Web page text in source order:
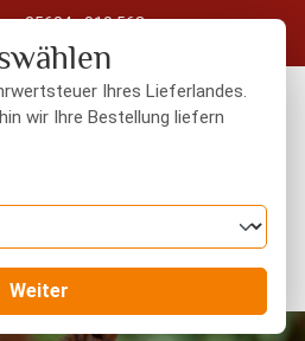
05604 - 919 563
ab 50 € Warenwert
Ihres Lieferlandes.
wir Ihre Bestellung liefern
Weiter